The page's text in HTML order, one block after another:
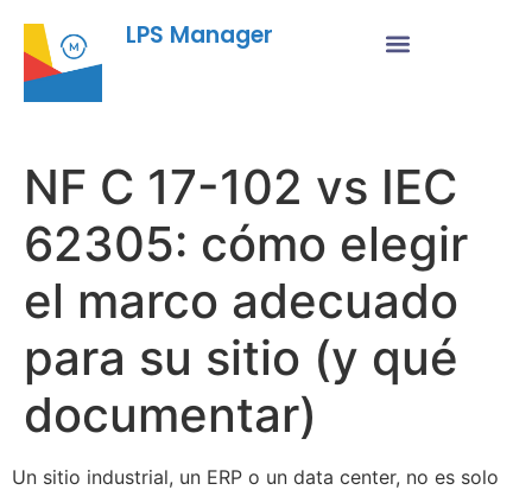
LPS Manager
NF C 17-102 vs IEC
62305: cómo elegir
el marco adecuado
para su sitio (y qué
documentar)
Un sitio industrial, un ERP o un data center, no es solo